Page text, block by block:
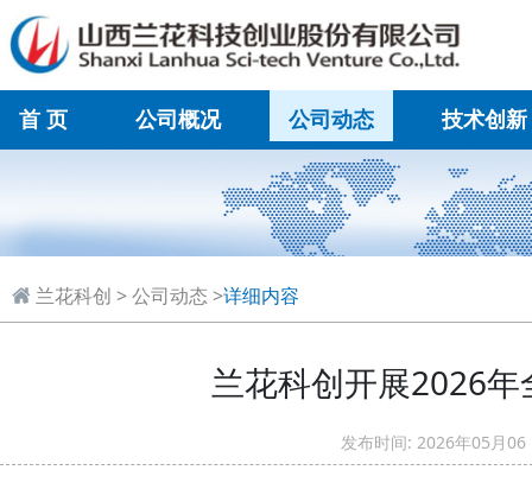
首 页 公司概况 公司动态
技术创新
兰花科创 >公司动态 >详细内容
兰花科创开展2026
发布时间: 2026年05月